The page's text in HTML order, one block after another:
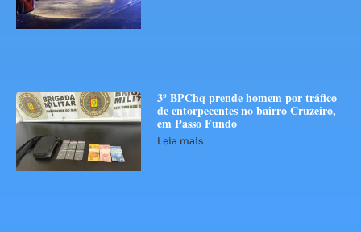
3º BPChq prende homem por tráfico
de entorpecentes no bairro Cruzeiro,
em Passo Fundo
Leia mais